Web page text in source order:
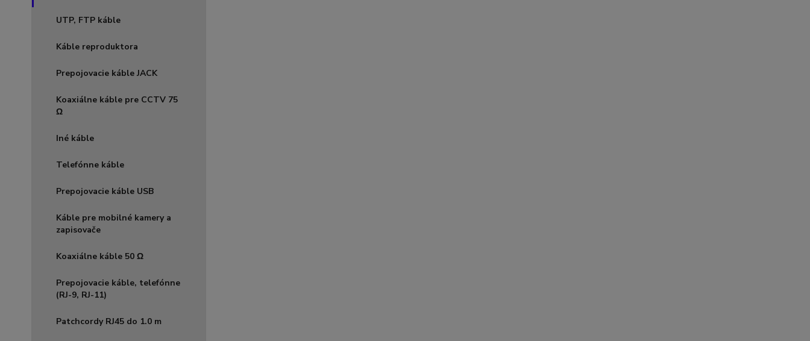
UTP, FTP káble
Káble reproduktora
Prepojovacie káble JACK
Koaxiálne káble pre CCTV 75
Ω
Iné káble
Telefónne káble
Prepojovacie káble USB
Káble pre mobilné kamery a
zapisovače
Koaxiálne káble 50 Ω
Prepojovacie káble, telefónne
(RJ-9, RJ-11)
Patchcordy RJ45 do 1.0 m